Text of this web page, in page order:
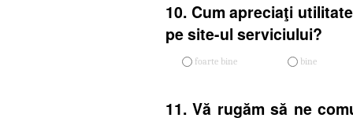
10. Cum apreciaţi
pe site-ul serviciului?
foarte bine bine
11. Vă rugăm să ne